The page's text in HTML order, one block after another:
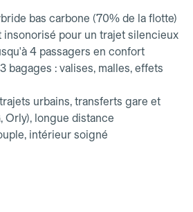
bas carbone (70% de la flotte)
insonorisé pour un trajet silencieux
4 passagers en confort
bagages : valises, malles, effets
urbains, transferts gare et
Orly), longue distance
intérieur soigné